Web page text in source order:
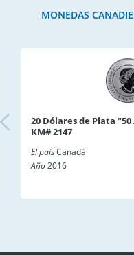
MONEDAS
20 Dólares de Plata
KM# 2147
El paísCanadá
Año2016